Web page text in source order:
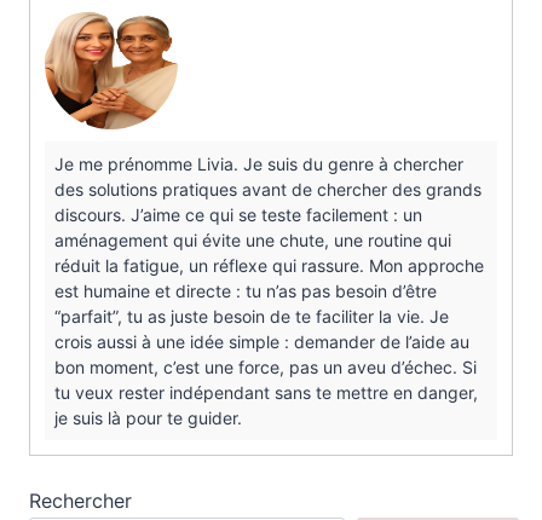
Je me prénomme Livia. Je suis du genre à chercher
des solutions pratiques avant de chercher des grands
discours. J’aime ce qui se teste facilement : un
aménagement qui évite une chute, une routine qui
réduit la fatigue, un réflexe qui rassure. Mon approche
est humaine et directe : tu n’as pas besoin d’être
“parfait”, tu as juste besoin de te faciliter la vie. Je
crois aussi à une idée simple : demander de l’aide au
bon moment, c’est une force, pas un aveu d’échec. Si
tu veux rester indépendant sans te mettre en danger,
je suis là pour te guider.
Rechercher